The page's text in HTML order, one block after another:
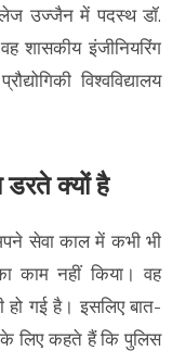
उज्जैन में पदस्थ डॉ.
इंजीनियरिंग
विश्वविद्यालय
क्यों है
सेवा काल में कभी भी
काम नहीं किया। वह
हो गई है। इसलिए बात-
के लिए कहते हैं कि पुलिस